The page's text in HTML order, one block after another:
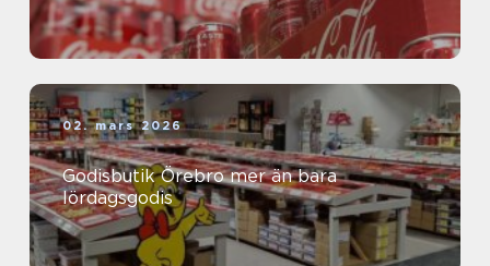
02. mars 2026
Godisbutik Örebro mer än bara
lördagsgodis